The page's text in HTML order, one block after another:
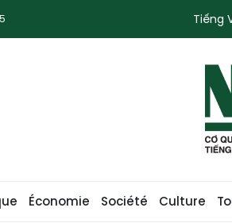
Tiếng
Économie Société Culture